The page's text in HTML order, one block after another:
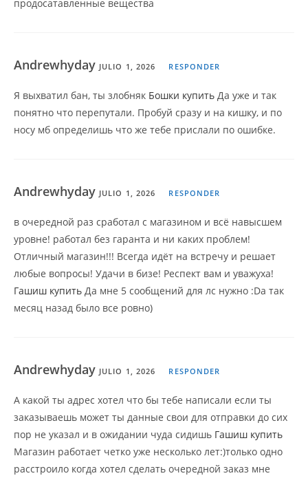
продосатавленные вещества
Andrewhyday JULIO 1, 2026 RESPONDER
Я выхватил бан, ты злобняк Бошки купить Да уже и так
понятно что перепутали. Пробуй сразу и на кишку, и по
носу мб определишь что же тебе прислали по ошибке.
Andrewhyday JULIO 1, 2026 RESPONDER
в очередной раз сработал с магазином и всё навысшем
уровне! работал без гаранта и ни каких проблем!
Отличный магазин!!! Всегда идёт на встречу и решает
любые вопросы! Удачи в бизе! Респект вам и уважуха!
Гашиш купить Да мне 5 сообщений для лс нужно :Dа так
месяц назад было все ровно)
Andrewhyday JULIO 1, 2026 RESPONDER
А какой ты адрес хотел что бы тебе написали если ты
заказываешь может ты данные свои для отправки до сих
пор не указал и в ожидании чуда сидишь Гашиш купить
Магазин работает четко уже несколько лет:)только одно
расстроило когда хотел сделать очередной заказ мне